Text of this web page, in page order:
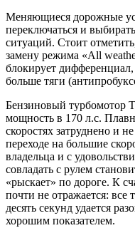
Меняющиеся дорожные
переключаться и
ситуаций. Стоит
замену режима «All
блокирует
больше тяги
Бензиновый турбомотор
мощность в 170 л.с.
скоростях затруднено и
переходе на большие
владельца и с
совладать с рулем
«рыскает» по дороге. К
почти не отражается: все
десять секунд удается
хорошим показателем.